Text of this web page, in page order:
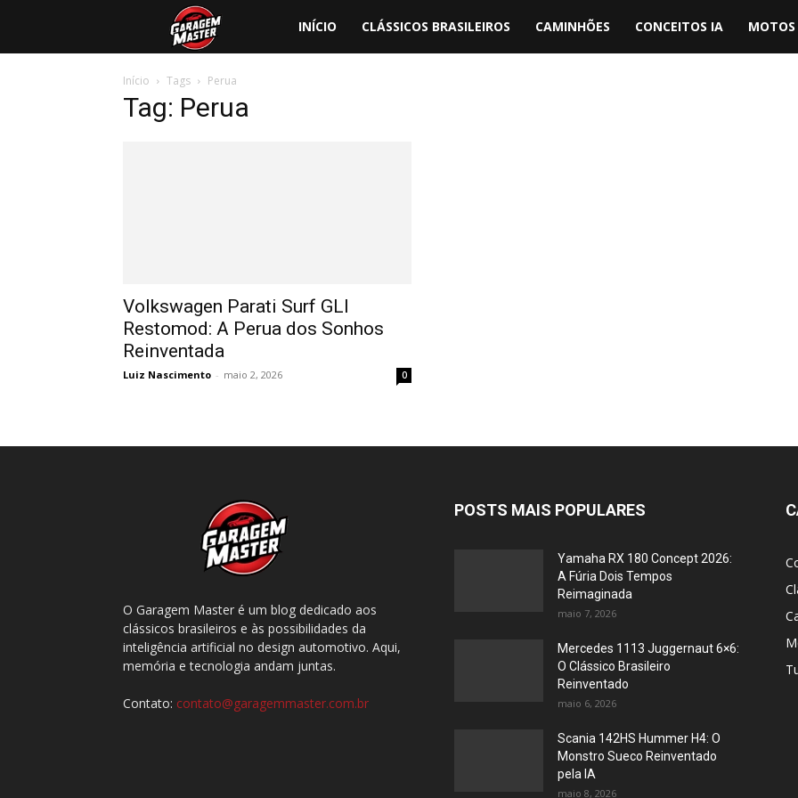
Garagem
INÍCIO CLÁSSICOS BRASILEIROS CAMINHÕES CONCEITOS IA MOTOS
Início Tags Perua
Tag: Perua
Volkswagen Parati Surf GLI
Restomod: A Perua dos Sonhos
Reinventada
Luiz Nascimento - maio 2, 2026 0
O Garagem Master é um blog dedicado aos
clássicos brasileiros e às possibilidades da
inteligência artificial no design automotivo. Aqui,
memória e tecnologia andam juntas.
Contato: contato@garagemmaster.com.br
POSTS MAIS POPULARES
Yamaha RX 180 Concept 2026:
A Fúria Dois Tempos
Reimaginada
maio 7, 2026
Mercedes 1113 Juggernaut 6×6:
O Clássico Brasileiro
Reinventado
maio 6, 2026
Scania 142HS Hummer H4: O
Monstro Sueco Reinventado
pela IA
maio 8, 2026